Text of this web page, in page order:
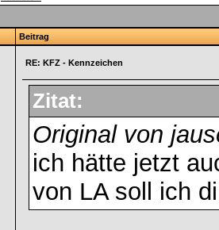
Beitrag
RE: KFZ - Kennzeichen
Zitat:
Original von
ich hätte jetzt
von LA soll ich